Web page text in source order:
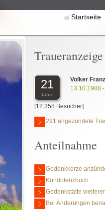
Startseite
Traueranzeige
21
Jahre
Volker Franz
13.10.1988
[12.358 Besucher]
291 angezündete
Anteilnahme
Gedenkkerze
Kondolenzbuch
Gedenkstätte
Bei Änderungen